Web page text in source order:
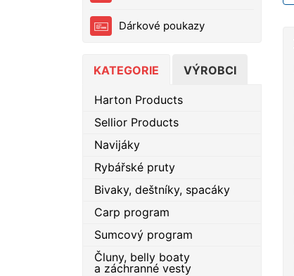
Dárkové poukazy
KATEGORIE VÝROBCI
Harton Products
Sellior Products
Navijáky
Rybářské pruty
Bivaky, deštníky, spacáky
Carp program
Sumcový program
Čluny, belly boaty
a záchranné vesty